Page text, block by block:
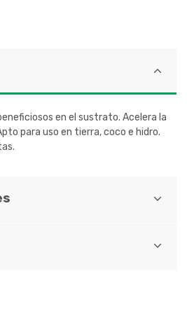
en el sustrato. Acelera la
para uso en tierra, coco e hidro.